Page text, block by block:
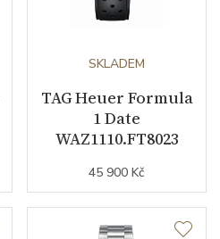
SKLADEM
TAG Heuer Formula
1 Date
WAZ1110.FT8023
45 900 Kč